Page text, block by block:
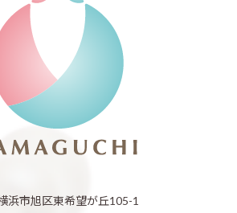
浜市旭区東希望が丘105-1